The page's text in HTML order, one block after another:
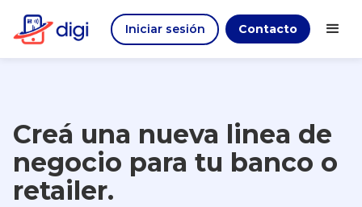
Contacto
Iniciar sesión
Creá una nueva linea de
negocio para tu banco o
retailer.